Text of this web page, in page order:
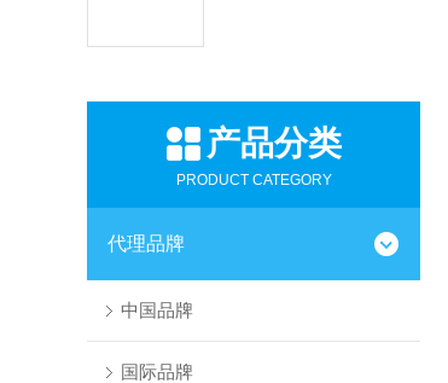
产品分类
PRODUCT CATEGORY
代理品牌
中国品牌
国际品牌